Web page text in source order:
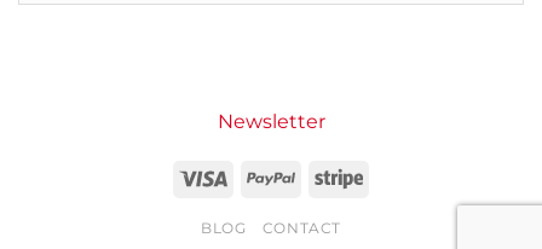
de
qui
Newsletter
Visa PayPal Stripe
BLOG CONTACT